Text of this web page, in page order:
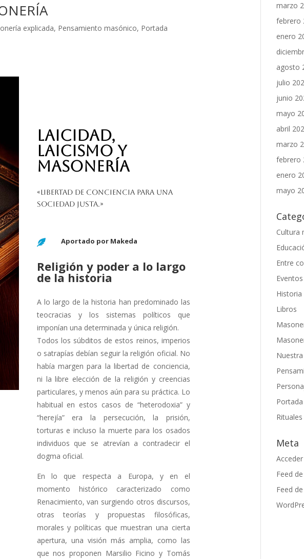
explicada, Pensamiento masónico, Portada
LAICIDAD,
LAICISMO Y
MASONERÍA
«Libertad de conciencia para una
sociedad justa.»
 Aportado por Makeda
Religión y poder a lo largo
de la historia
A lo largo de la historia han predominado las
teocracias y los sistemas políticos que
imponían una determinada y única religión.
Todos los súbditos de estos reinos, imperios
o satrapías debían seguir la religión oficial. No
había margen para la libertad de conciencia,
ni la libre elección de la religión y creencias
particulares, y menos aún para su práctica. Lo
habitual en estos casos de “heterodoxia” y
“herejía” era la persecución, la prisión,
torturas e incluso la muerte para los osados
individuos que se atrevían a contradecir el
dogma oficial.
En lo que respecta a Europa, y en el
momento histórico caracterizado como
Renacimiento, van surgiendo otros discursos,
otras teorías y propuestas filosóficas,
morales y políticas que muestran una cierta
apertura, una visión más amplia, como las
que nos proponen Marsilio Ficino y Tomás
marzo
febrero
enero
agosto
julio
junio
mayo
abril
marzo
febrero
enero
mayo
Cultura
Entre
Eventos
Libros
Portada
Meta
Acceder
Feed
Feed